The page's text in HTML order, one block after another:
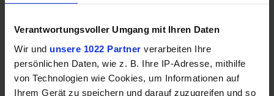
Verantwortungsvoller Umgang mit Ihren Daten
Wir und unsere 1022 Partner verarbeiten Ihre
persönlichen Daten, wie z. B. Ihre IP-Adresse, mithilfe
von Technologien wie Cookies, um Informationen auf
Ihrem Gerät zu speichern und darauf zuzugreifen und so
FreeSync Premium, 99% DCI-P3)